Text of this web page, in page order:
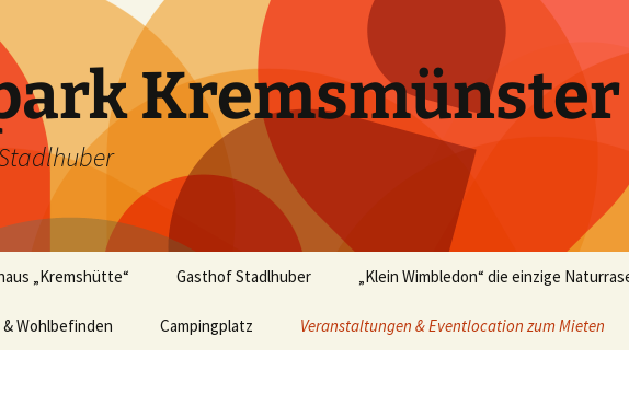
Kremsmünster
„Kremshütte“
„Kremshütte“
Gasthof Stadlhuber „Klein Wimbledon“ die einzige
Bericht in „happy tennis“
Ausgabe 07/2004
Wohlbefinden Campingplatz Veranstaltungen & Eventlocation zum Mieten